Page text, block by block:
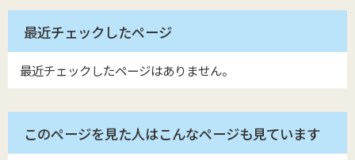
最近チェックしたページ
最近チェックしたページはありません。
このページを見た人はこんなページも見ています